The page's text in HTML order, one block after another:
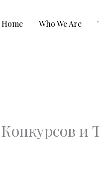
Home Who We Are
и